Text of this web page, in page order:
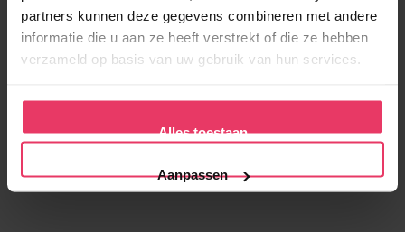
partners kunnen deze gegevens combineren met andere
informatie die u aan ze heeft verstrekt of die ze hebben
verzameld op basis van uw gebruik van hun services.
Alles toestaan
Aanpassen